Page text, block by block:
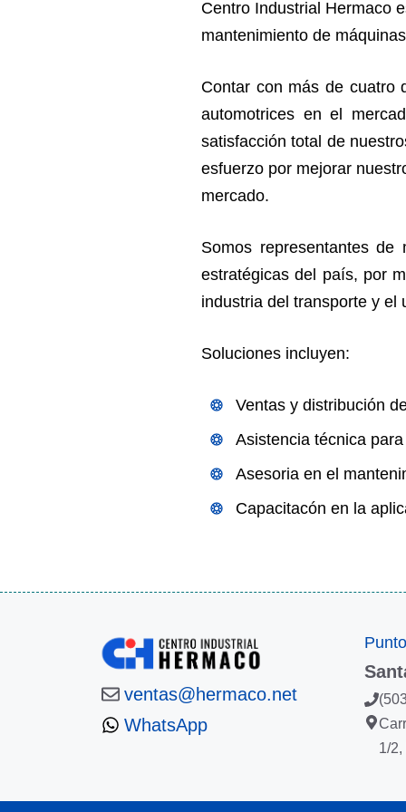
Centro Industrial Hermaco
mantenimiento de
Contar con más de cuatro
automotrices en el
satisfacción total de
esfuerzo por mejorar
mercado.
Somos representantes
estratégicas del país, por
industria del transporte y el
Soluciones incluyen:
Ventas y distribución
Asistencia técnica
Asesoria en el
Capacitacón en la
ventas@hermaco.net
WhatsApp
1/